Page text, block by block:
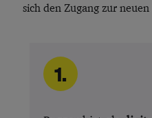
sich den Zugang zur
1.